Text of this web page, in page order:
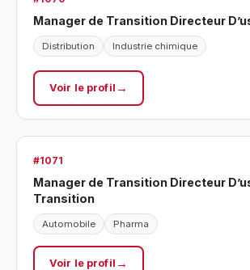
Manager de Transition Directeur
Distribution Industrie chimique
Voir le profil
#1071
Manager de Transition Directeur
Transition
Automobile Pharma
Voir le profil